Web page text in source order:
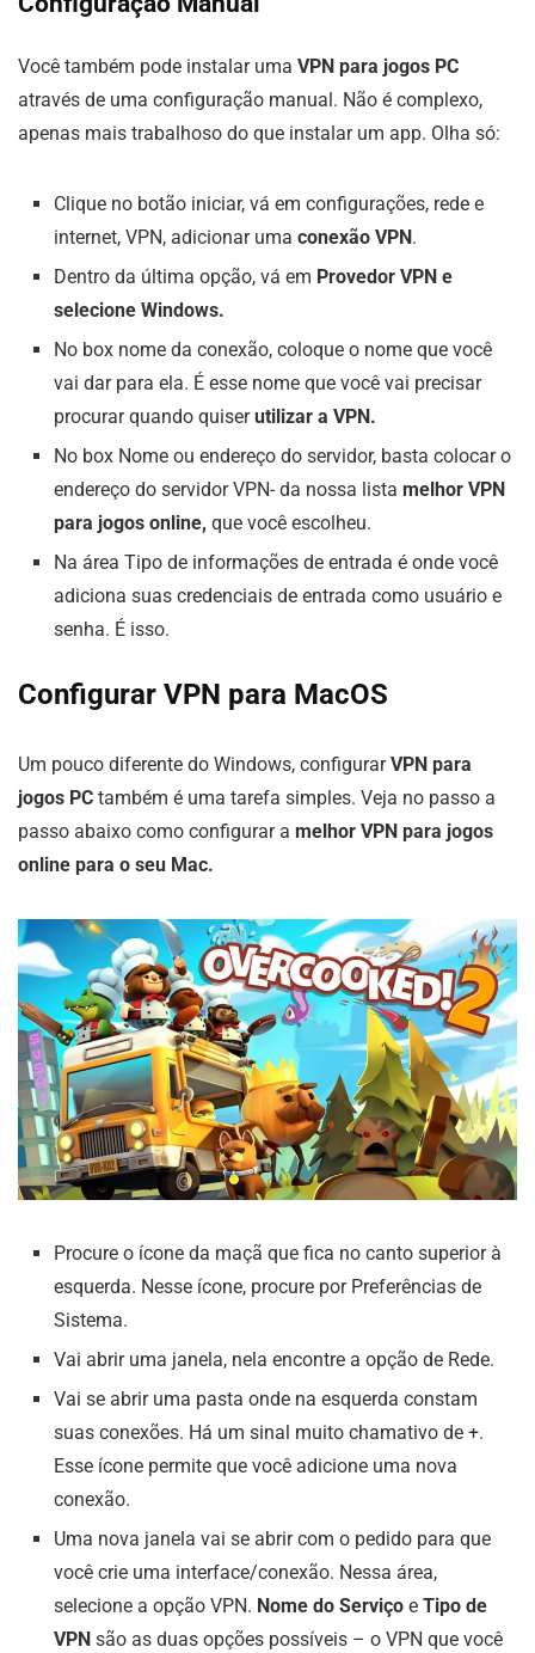
Você também pode instalar uma VPN para jogos PC
através de uma configuração manual. Não é complexo,
apenas mais trabalhoso do que instalar um app. Olha só:
Clique no botão iniciar, vá em configurações, rede e
internet, VPN, adicionar uma conexão VPN.
Dentro da última opção, vá em Provedor VPN e
selecione Windows.
No box nome da conexão, coloque o nome que você
vai dar para ela. É esse nome que você vai precisar
procurar quando quiserutilizar a VPN.
No box Nome ou endereço do servidor, basta colocar o
endereço do servidor VPN- da nossa lista melhor VPN
para jogos online, que você escolheu.
Na área Tipo de informações de entrada é onde você
adiciona suas credenciais de entrada como usuário e
senha. É isso.
Configurar VPN para MacOS
Um pouco diferente do Windows, configurarVPN para
jogos PC também é uma tarefa simples. Veja no passo a
passo abaixo como configurar a melhor VPN para jogos
online para o seu Mac.
Procure o ícone da maçã que fica no canto superior à
esquerda. Nesse ícone, procure por Preferências de
Sistema.
Vai abrir uma janela, nela encontre a opção de Rede.
Vai se abrir uma pasta onde na esquerda constam
suas conexões. Há um sinal muito chamativo de +.
Esse ícone permite que você adicione uma nova
conexão.
Uma nova janela vai se abrir com o pedido para que
você crie uma interface/conexão. Nessa área,
selecione a opção VPN. Nome do Serviço e Tipo de
VPN são as duas opções possíveis – o VPN que você